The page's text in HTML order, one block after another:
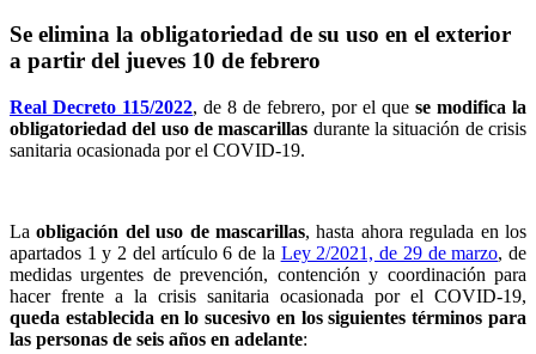
Se elimina la obligatoriedad de su uso en el exterior
a partir del jueves 10 de febrero
Real Decreto 115/2022, de 8 de febrero, por el que se modifica la
obligatoriedad del uso de mascarillas durante la situación de crisis
sanitaria ocasionada por el COVID-19.
Laobligación del uso de mascarillas, hasta ahora regulada en los
apartados 1 y 2 del artículo 6 de la Ley 2/2021, de 29 de marzo, de
medidas urgentes de prevención, contención y coordinación para
hacer frente a la crisis sanitaria ocasionada por el COVID-19,
queda establecida en lo sucesivo en los siguientes términos para
las personas de seis años en adelante: